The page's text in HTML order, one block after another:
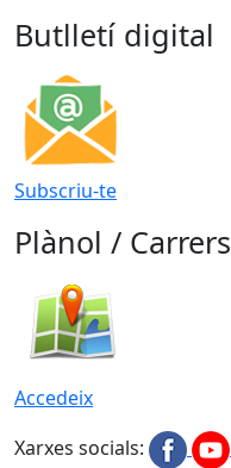
Butlletí digital
Subscriu-te
Plànol / Carrers
Accedeix
Xarxes socials: